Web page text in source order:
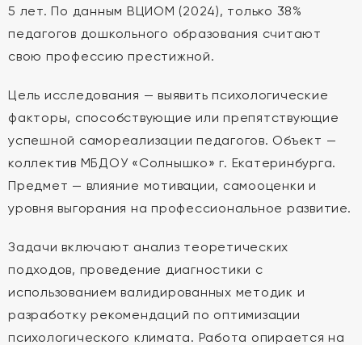
5 лет. По данным ВЦИОМ (2024), только 38%
педагогов дошкольного образования считают
свою профессию престижной.
Цель исследования — выявить психологические
факторы, способствующие или препятствующие
успешной самореализации педагогов. Объект —
коллектив МБДОУ «Солнышко» г. Екатеринбурга.
Предмет — влияние мотивации, самооценки и
уровня выгорания на профессиональное развитие.
Задачи включают анализ теоретических
подходов, проведение диагностики с
использованием валидированных методик и
разработку рекомендаций по оптимизации
психологического климата. Работа опирается на